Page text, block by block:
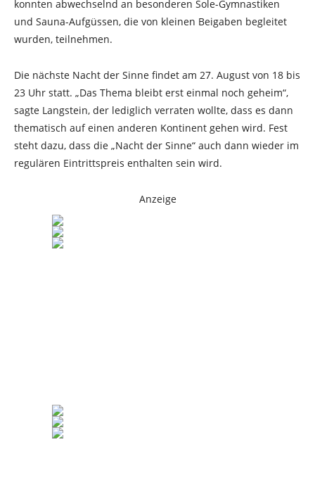
konnten abwechselnd an besonderen Sole-Gymnastiken
und Sauna-Aufgüssen, die von kleinen Beigaben begleitet
wurden, teilnehmen.
Die nächste Nacht der Sinne findet am 27. August von 18 bis
23 Uhr statt. „Das Thema bleibt erst einmal noch geheim“,
sagte Langstein, der lediglich verraten wollte, dass es dann
thematisch auf einen anderen Kontinent gehen wird. Fest
steht dazu, dass die „Nacht der Sinne“ auch dann wieder im
regulären Eintrittspreis enthalten sein wird.
Anzeige